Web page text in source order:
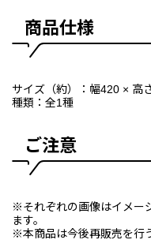
商品仕様
サイズ（約）：幅420 × 高
種類：全1種
ご注意
※それぞれの画像はイメー
ます。
※本商品は今後再販売を行